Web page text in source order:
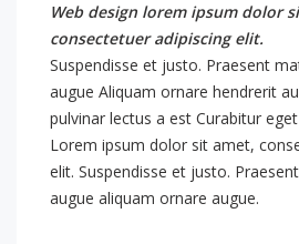
Web design lorem ipsum dolor
consectetuer adipiscing elit.
Suspendisse et justo. Praesent
augue Aliquam ornare hendrerit
pulvinar lectus a est Curabitur
Lorem ipsum dolor sit amet,
elit. Suspendisse et justo.
augue aliquam ornare augue.